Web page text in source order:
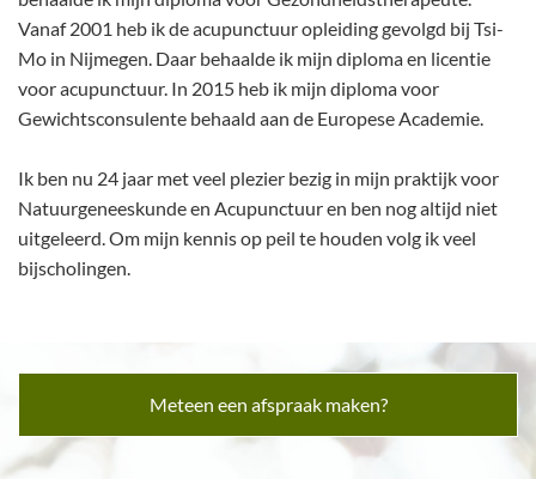
Vanaf 2001 heb ik de acupunctuur opleiding gevolgd bij Tsi-
Mo in Nijmegen. Daar behaalde ik mijn diploma en licentie
voor acupunctuur. In 2015 heb ik mijn diploma voor
Gewichtsconsulente behaald aan de Europese Academie.
Ik ben nu 24 jaar met veel plezier bezig in mijn praktijk voor
Natuurgeneeskunde en Acupunctuur en ben nog altijd niet
uitgeleerd. Om mijn kennis op peil te houden volg ik veel
bijscholingen.
Meteen een afspraak maken?